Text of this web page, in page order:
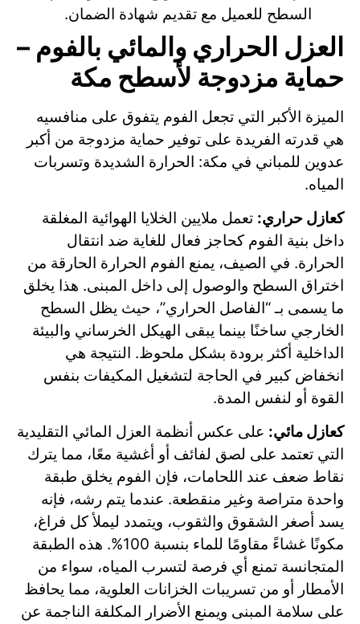
السطح للعميل مع تقديم شهادة الضمان.
العزل الحراري والمائي بالفوم –
حماية مزدوجة لأسطح مكة
الميزة الأكبر التي تجعل الفوم يتفوق على منافسيه
هي قدرته الفريدة على توفير حماية مزدوجة من أكبر
عدوين للمباني في مكة: الحرارة الشديدة وتسربات
المياه.
كعازل حراري: تعمل ملايين الخلايا الهوائية المغلقة
داخل بنية الفوم كحاجز فعال للغاية ضد انتقال
الحرارة. في الصيف، يمنع الفوم الحرارة الحارقة من
اختراق السطح والوصول إلى داخل المبنى. هذا يخلق
ما يسمى بـ “الفاصل الحراري”، حيث يظل السطح
الخارجي ساخنًا بينما يبقى الهيكل الخرساني والبيئة
الداخلية أكثر برودة بشكل ملحوظ. النتيجة هي
انخفاض كبير في الحاجة لتشغيل المكيفات بنفس
القوة أو لنفس المدة.
كعازل مائي: على عكس أنظمة العزل المائي التقليدية
التي تعتمد على لصق لفائف أو أغشية معًا، مما يترك
نقاط ضعف عند اللحامات، فإن الفوم يخلق طبقة
واحدة متراصة وغير منقطعة. عندما يتم رشه، فإنه
يسد أصغر الشقوق والثقوب، ويتمدد ليملأ كل فراغ،
مكونًا غشاءً مقاومًا للماء بنسبة 100%. هذه الطبقة
المتجانسة تمنع أي فرصة لتسرب المياه، سواء من
الأمطار أو من تسريبات الخزانات العلوية، مما يحافظ
على سلامة المبنى ويمنع الأضرار المكلفة الناجمة عن